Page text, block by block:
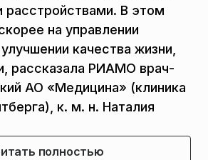
расстройствами. В этом
на управлении
качества жизни,
рассказала РИАМО врач-
АО «Медицина» (клиника
к. м. н. Наталия
полностью